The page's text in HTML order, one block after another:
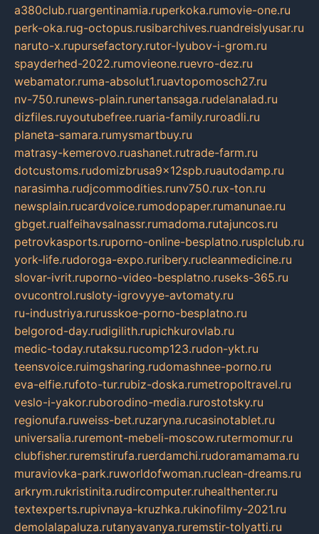
a380club.ruargentinamia.ruperkoka.rumovie-one.ru
perk-oka.rug-octopus.rusibarchives.ruandreislyusar.ru
naruto-x.rupursefactory.rutor-lyubov-i-grom.ru
spayderhed-2022.rumovieone.ruevro-dez.ru
webamator.ruma-absolut1.ruavtopomosch27.ru
nv-750.runews-plain.runertansaga.rudelanalad.ru
dizfiles.ruyoutubefree.ruaria-family.ruroadli.ru
planeta-samara.rumysmartbuy.ru
matrasy-kemerovo.ruashanet.rutrade-farm.ru
dotcustoms.rudomizbrusa9x12spb.ruautodamp.ru
narasimha.rudjcommodities.runv750.rux-ton.ru
newsplain.rucardvoice.rumodopaper.rumanunae.ru
gbget.rualfeihavsalnassr.rumadoma.rutajuncos.ru
petrovkasports.ruporno-online-besplatno.rusplclub.ru
york-life.rudoroga-expo.ruribery.rucleanmedicine.ru
slovar-ivrit.ruporno-video-besplatno.ruseks-365.ru
ovucontrol.rusloty-igrovyye-avtomaty.ru
ru-industriya.rurusskoe-porno-besplatno.ru
belgorod-day.rudigilith.rupichkurovlab.ru
medic-today.rutaksu.rucomp123.rudon-ykt.ru
teensvoice.ruimgsharing.rudomashnee-porno.ru
eva-elfie.rufoto-tur.rubiz-doska.rumetropoltravel.ru
veslo-i-yakor.ruborodino-media.rurostotsky.ru
regionufa.ruweiss-bet.ruzaryna.rucasinotablet.ru
universalia.ruremont-mebeli-moscow.rutermomur.ru
clubfisher.ruremstirufa.ruerdamchi.rudoramamama.ru
muraviovka-park.ruworldofwoman.ruclean-dreams.ru
arkrym.rukristinita.rudircomputer.ruhealthenter.ru
textexperts.rupivnaya-kruzhka.rukinofilmy-2021.ru
demolalapaluza.rutanyavanya.ruremstir-tolyatti.ru